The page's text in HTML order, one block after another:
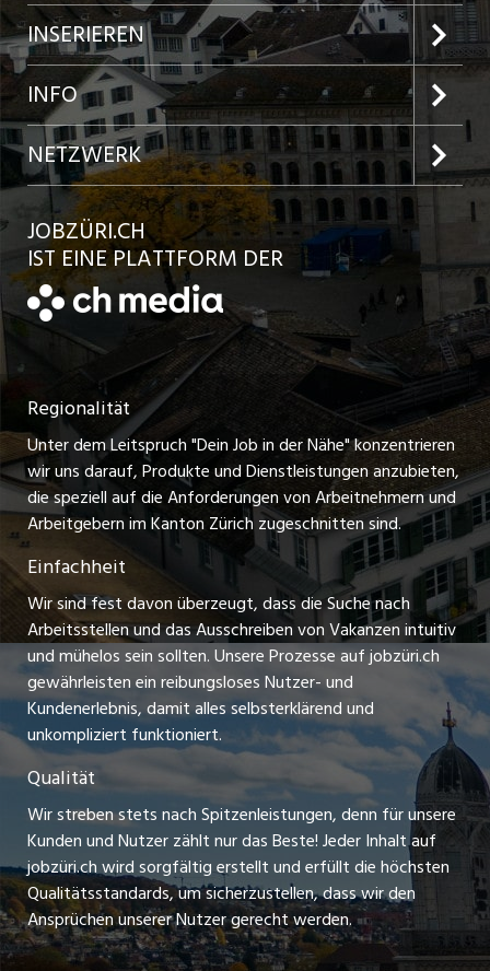
Jobs im Kanton Zürich
Jobs in der Stadt Zürich
Jobs in der Stadt Winterthur
Jobs in der Stadt Bülach
Jobs in der Stadt Uster
Jobs in der Stadt Horgen
Festanstellungen
Temporäre Jobs
Freelance Jobs
Praktikum-Jobs
Lehrstellen
Ferienjobs
Führungspositionen
Arbeitgeber
Jobline
INSERIEREN
Preise und Leistungen
Inserat aufgeben
Kundenlogin
Schnittstelle
INFO
Team
Ratgeber
AGB
Datenschutzerklärung
Nutzungsbedingungen
Impressum
Stellenmeldepflicht
NETZWERK
jobbasel.ch
jobbern.ch
jobmittelland.ch
zentraljob.ch
myjob.ch
schaffu.ch (VS)
ajourjob.ch
limmattalerzeitung.ch
radio24.ch
toxic.fm
telezüri.ch
chmedia.ch
JOBZÜRI.CH
IST EINE PLATTFORM DER
Regionalität
Unter dem Leitspruch "Dein Job in der Nähe" konzentrieren
wir uns darauf, Produkte und Dienstleistungen anzubieten,
die speziell auf die Anforderungen von Arbeitnehmern und
Arbeitgebern im Kanton Zürich zugeschnitten sind.
Einfachheit
Wir sind fest davon überzeugt, dass die Suche nach
Arbeitsstellen und das Ausschreiben von Vakanzen intuitiv
und mühelos sein sollten. Unsere Prozesse auf jobzüri.ch
gewährleisten ein reibungsloses Nutzer- und
Kundenerlebnis, damit alles selbsterklärend und
unkompliziert funktioniert.
Qualität
Wir streben stets nach Spitzenleistungen, denn für unsere
Kunden und Nutzer zählt nur das Beste! Jeder Inhalt auf
jobzüri.ch wird sorgfältig erstellt und erfüllt die höchsten
Qualitätsstandards, um sicherzustellen, dass wir den
Ansprüchen unserer Nutzer gerecht werden.